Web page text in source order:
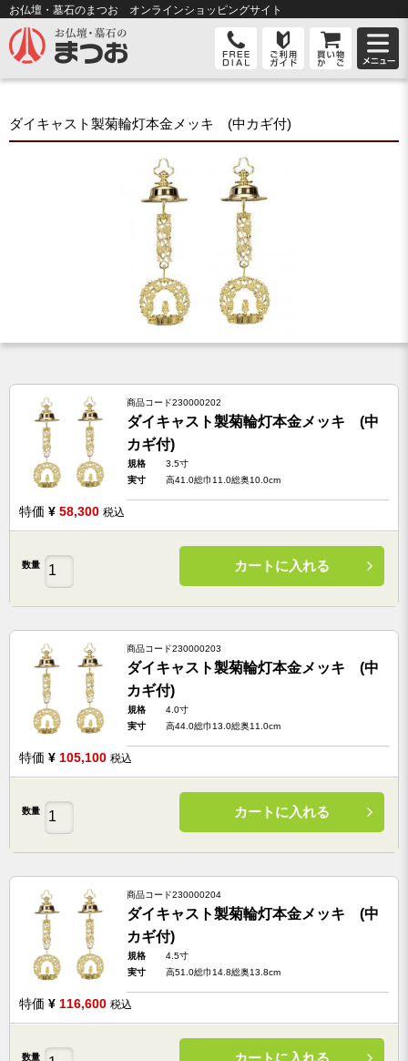
お仏壇・墓石のまつお オンラインショッピングサイト
ダイキャスト製菊輪灯本金メッキ (中カギ付)
商品コード230000202
ダイキャスト製菊輪灯本金メッキ (中
カギ付)
規格
3.5寸
実寸
高41.0総巾11.0総奥10.0cm
特価 ¥ 58,300 税込
数量 カートに入れる
商品コード230000203
ダイキャスト製菊輪灯本金メッキ (中
カギ付)
規格
4.0寸
実寸
高44.0総巾13.0総奥11.0cm
特価 ¥ 105,100 税込
数量 カートに入れる
商品コード230000204
ダイキャスト製菊輪灯本金メッキ (中
カギ付)
規格
4.5寸
実寸
高51.0総巾14.8総奥13.8cm
特価 ¥ 116,600 税込
数量 カートに入れる